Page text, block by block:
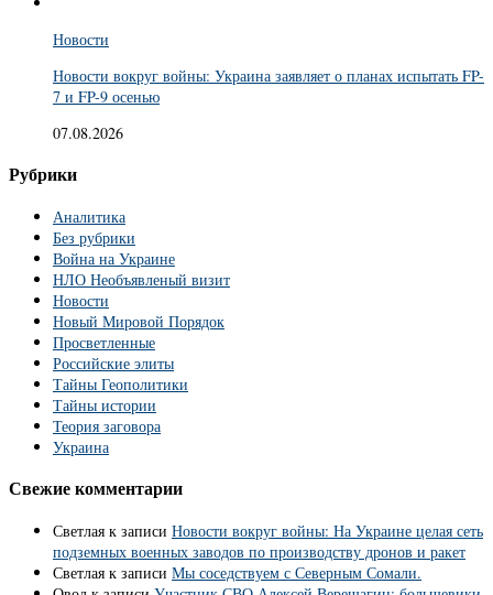
Новости
Новости вокруг войны: Украина заявляет о планах испытать FP-
7 и FP-9 осенью
07.08.2026
Рубрики
Аналитика
Без рубрики
Война на Украине
НЛО Необъявленый визит
Новости
Новый Мировой Порядок
Просветленные
Российские элиты
Тайны Геополитики
Тайны истории
Теория заговора
Украина
Свежие комментарии
Светлая к записи Новости вокруг войны: На Украине целая сеть
подземных военных заводов по производству дронов и ракет
Светлая к записи Мы соседствуем с Северным Сомали.